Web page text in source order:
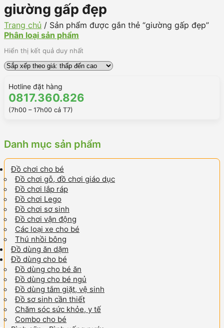
giường gấp đẹp
Trang chủ / Sản phẩm được gắn thẻ “giường gấp đẹp”
Phân loại sản phẩm
Hiển thị kết quả duy nhất
Hotline đặt hàng
0817.360.826
(7h00 – 17h00 cả T7)
Danh mục sản phẩm
Đồ chơi cho bé
Đồ chơi gỗ, đồ chơi giáo dục
Đồ chơi lắp ráp
Đồ chơi Lego
Đồ chơi sơ sinh
Đồ chơi vận động
Các loại xe cho bé
Thú nhồi bông
Đồ dùng ăn dặm
Đồ dùng cho bé
Đồ dùng cho bé ăn
Đồ dùng cho bé ngủ
Đồ dùng tắm giặt, vệ sinh
Đồ sơ sinh cần thiết
Chăm sóc sức khỏe, y tế
Combo cho bé